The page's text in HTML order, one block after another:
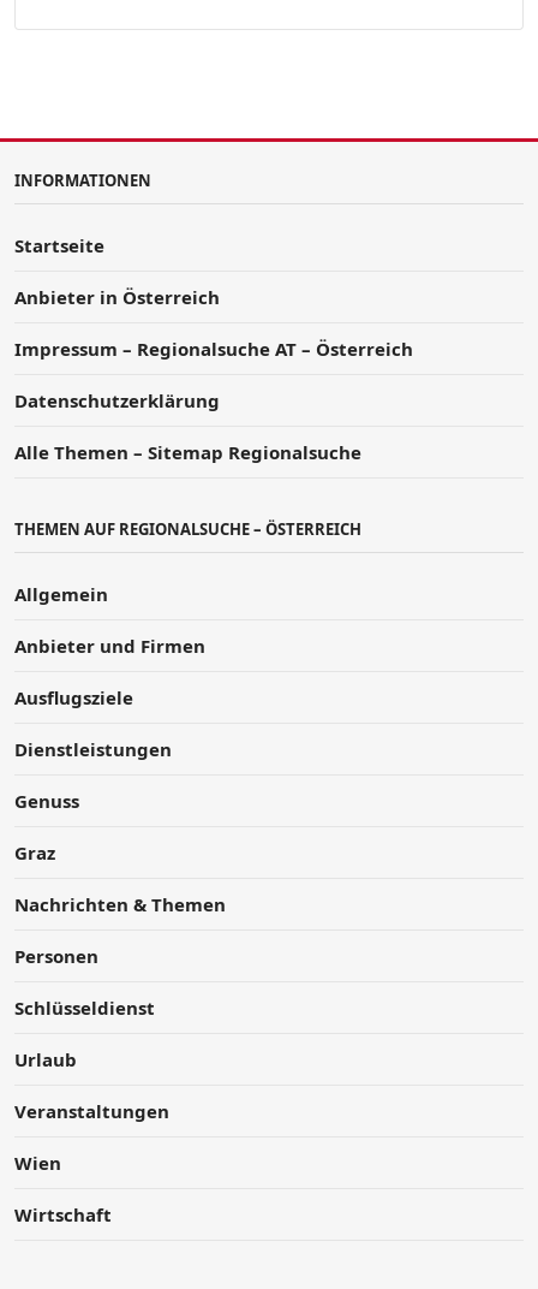
INFORMATIONEN
Startseite
Anbieter in Österreich
Impressum – Regionalsuche AT – Österreich
Datenschutzerklärung
Alle Themen – Sitemap Regionalsuche
THEMEN AUF REGIONALSUCHE – ÖSTERREICH
Allgemein
Anbieter und Firmen
Ausflugsziele
Dienstleistungen
Genuss
Graz
Nachrichten & Themen
Personen
Schlüsseldienst
Urlaub
Veranstaltungen
Wien
Wirtschaft